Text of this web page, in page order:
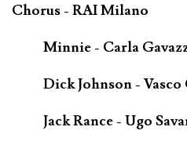
Chorus - RAI Milano
Minnie - Carla
Dick Johnson - Vasco
Jack Rance - Ugo